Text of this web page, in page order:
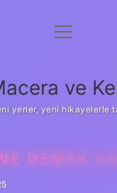
Anasayfa
Yasal Uyarı
menüyü
ve
yerler, yeni hikayelerle
DEMEK